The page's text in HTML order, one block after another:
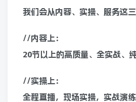
我们会从内容、实操、服务这
//内容上：
20节以上的高质量、全实战、
//实操上：
全程直播，现场实操，实战演